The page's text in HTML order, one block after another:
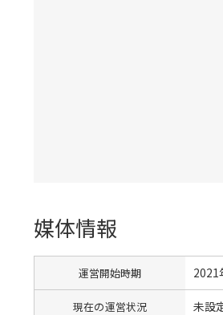
媒体情報
運営開始時期 2021
現在の運営状況 未設